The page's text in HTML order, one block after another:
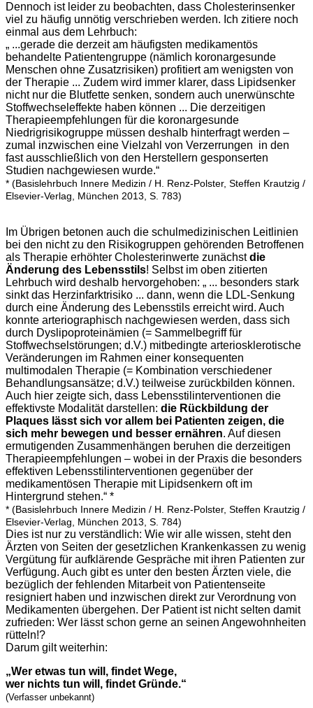
Dennoch ist leider zu beobachten, dass Cholesterinsenker
viel zu häufig unnötig verschrieben werden. Ich zitiere noch
einmal aus dem Lehrbuch:
„ ...gerade die derzeit am häufigsten medikamentös
behandelte Patientengruppe (nämlich koronargesunde
Menschen ohne Zusatzrisiken) profitiert am wenigsten von
der Therapie ... Zudem wird immer klarer, dass Lipidsenker
nicht nur die Blutfette senken, sondern auch unerwünschte
Stoffwechseleffekte haben können ... Die derzeitigen
Therapieempfehlungen für die koronargesunde
Niedrigrisikogruppe müssen deshalb hinterfragt werden –
zumal inzwischen eine Vielzahl von Verzerrungen in den
fast ausschließlich von den Herstellern gesponserten
Studien nachgewiesen wurde.“
* (Basislehrbuch Innere Medizin / H. Renz-Polster, Steffen Krautzig /
Elsevier-Verlag, München 2013, S. 783)
Im Übrigen betonen auch die schulmedizinischen Leitlinien
bei den nicht zu den Risikogruppen gehörenden Betroffenen
als Therapie erhöhter Cholesterinwerte zunächstdie
Änderung des Lebensstils! Selbst im oben zitierten
Lehrbuch wird deshalb hervorgehoben: „ ... besonders stark
sinkt das Herzinfarktrisiko ... dann, wenn die LDL-Senkung
durch eine Änderung des Lebensstils erreicht wird. Auch
konnte arteriographisch nachgewiesen werden, dass sich
durch Dyslipoproteinämien (= Sammelbegriff für
Stoffwechselstörungen; d.V.) mitbedingte arteriosklerotische
Veränderungen im Rahmen einer konsequenten
multimodalen Therapie (= Kombination verschiedener
Behandlungsansätze; d.V.) teilweise zurückbilden können.
Auch hier zeigte sich, dass Lebensstilinterventionen die
effektivste Modalität darstellen: die Rückbildung der
Plaques lässt sich vor allem bei Patienten zeigen, die
sich mehr bewegen und besser ernähren. Auf diesen
ermutigenden Zusammenhängen beruhen die derzeitigen
Therapieempfehlungen – wobei in der Praxis die besonders
effektiven Lebensstilinterventionen gegenüber der
medikamentösen Therapie mit Lipidsenkern oft im
Hintergrund stehen.“ *
* (Basislehrbuch Innere Medizin / H. Renz-Polster, Steffen Krautzig /
Elsevier-Verlag, München 2013, S. 784)
Dies ist nur zu verständlich: Wie wir alle wissen, steht den
Ärzten von Seiten der gesetzlichen Krankenkassen zu wenig
Vergütung für aufklärende Gespräche mit ihren Patienten zur
Verfügung. Auch gibt es unter den besten Ärzten viele, die
bezüglich der fehlenden Mitarbeit von Patientenseite
resigniert haben und inzwischen direkt zur Verordnung von
Medikamenten übergehen. Der Patient ist nicht selten damit
zufrieden: Wer lässt schon gerne an seinen Angewohnheiten
rütteln!?
Darum gilt weiterhin:
„Wer etwas tun will, findet Wege,
wer nichts tun will, findet Gründe.“
(Verfasser unbekannt)